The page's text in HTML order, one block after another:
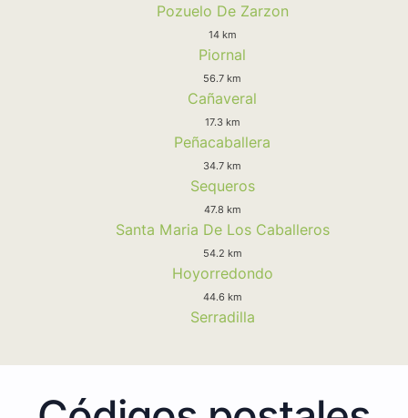
Pozuelo De Zarzon
14 km
Piornal
56.7 km
Cañaveral
17.3 km
Peñacaballera
34.7 km
Sequeros
47.8 km
Santa Maria De Los Caballeros
54.2 km
Hoyorredondo
44.6 km
Serradilla